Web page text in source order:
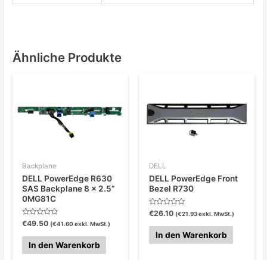
Ähnliche Produkte
Backplane
DELL PowerEdge R630
SAS Backplane 8 x 2.5”
0MG81C
Bewertet
mit
0
von
€49.50 (€41.60exkl. MwSt.)
In den Warenkorb
DELL
DELL PowerEdge Front
Bezel R730
Bewertet
mit
0
von
€26.10 (€21.93exkl. MwSt.)
In den Warenkorb